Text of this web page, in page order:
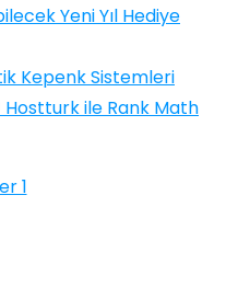
Yeni Yıl Hediye
Kepenk Sistemleri
Hostturk ile Rank Math